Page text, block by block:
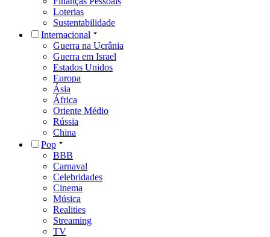
Loterias
Sustentabilidade
Internacional
Guerra na Ucrânia
Guerra em Israel
Estados Unidos
Europa
Ásia
África
Oriente Médio
Rússia
China
Pop
BBB
Carnaval
Celebridades
Cinema
Música
Realities
Streaming
TV